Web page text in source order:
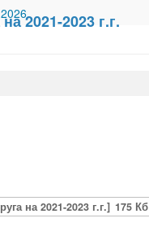
2021-2023 г.г.
на 2021-2023 г.г.] 175 Кб